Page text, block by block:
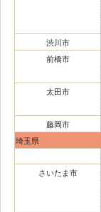
渋川市
前橋市
太田市
藤岡市
埼玉県
さいたま市